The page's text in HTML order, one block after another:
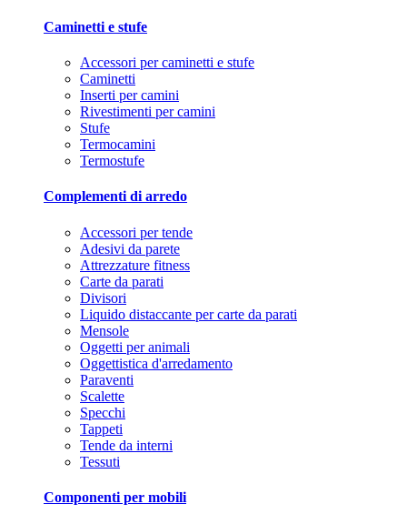
Caminetti e stufe
Accessori per caminetti e stufe
Caminetti
Inserti per camini
Rivestimenti per camini
Stufe
Termocamini
Termostufe
Complementi di arredo
Accessori per tende
Adesivi da parete
Attrezzature fitness
Carte da parati
Divisori
Liquido distaccante per carte da parati
Mensole
Oggetti per animali
Oggettistica d'arredamento
Paraventi
Scalette
Specchi
Tappeti
Tende da interni
Tessuti
Componenti per mobili